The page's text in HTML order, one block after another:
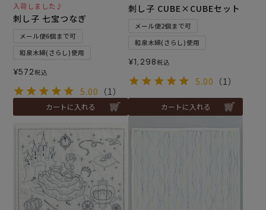
入荷しました♪
刺し子 七宝つなぎ
メール便6個まで可
和泉木綿(さらし)使用
¥572税込
5.00 （1）
カートに入れる
刺し子 CUBE×CUBEセット
メール便2個まで可
和泉木綿(さらし)使用
¥1,298税込
5.00 （1）
カートに入れる